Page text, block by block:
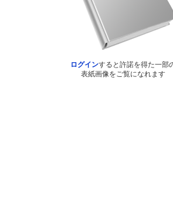
ログインすると許諾を得た一部
表紙画像をご覧になれます